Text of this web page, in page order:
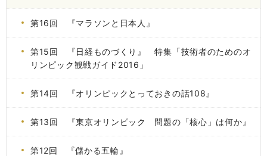
第16回 『マラソンと日本人』
第15回 『日経ものづくり』 特集「技術者のためのオ
リンピック観戦ガイド2016」
第14回 『オリンピックとっておきの話108』
第13回 『東京オリンピック 問題の「核心」は何か』
第12回 『儲かる五輪』